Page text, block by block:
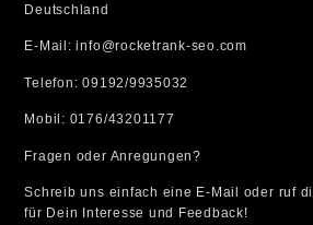
Deutschland
E-Mail: info@rocketrank-seo.com
Telefon: 09192/9935032
Mobil: 0176/43201177
Fragen oder Anregungen?
Schreib uns einfach eine E-Mail oder ruf
für Dein Interesse und Feedback!